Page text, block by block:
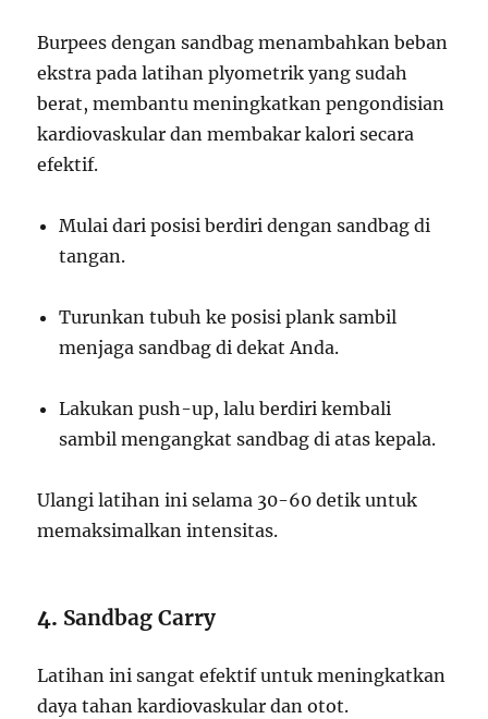
Burpees dengan sandbag menambahkan beban
ekstra pada latihan plyometrik yang sudah
berat, membantu meningkatkan pengondisian
kardiovaskular dan membakar kalori secara
efektif.
Mulai dari posisi berdiri dengan sandbag di
tangan.
Turunkan tubuh ke posisi plank sambil
menjaga sandbag di dekat Anda.
Lakukan push-up, lalu berdiri kembali
sambil mengangkat sandbag di atas kepala.
Ulangi latihan ini selama 30-60 detik untuk
memaksimalkan intensitas.
4. Sandbag Carry
Latihan ini sangat efektif untuk meningkatkan
daya tahan kardiovaskular dan otot.